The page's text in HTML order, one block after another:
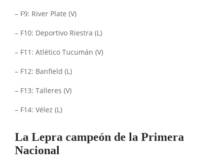
– F9: River Plate (V)
– F10: Deportivo Riestra (L)
– F11: Atlético Tucumán (V)
– F12: Banfield (L)
– F13: Talleres (V)
– F14: Vélez (L)
La Lepra campeón de la Primera
Nacional